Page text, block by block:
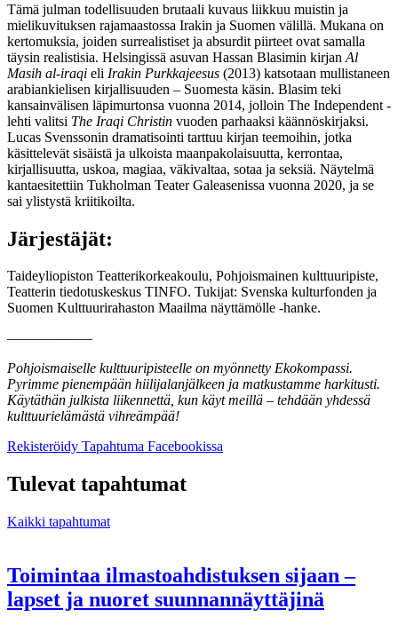
Tämä julman todellisuuden brutaali kuvaus liikkuu muistin ja
mielikuvituksen rajamaastossa Irakin ja Suomen välillä. Mukana on
kertomuksia, joiden surrealistiset ja absurdit piirteet ovat samalla
täysin realistisia. Helsingissä asuvan Hassan Blasimin kirjan Al
Masih al-iraqi eli Irakin Purkkajeesus (2013) katsotaan mullistaneen
arabiankielisen kirjallisuuden – Suomesta käsin. Blasim teki
kansainvälisen läpimurtonsa vuonna 2014, jolloin The Independent -
lehti valitsi The Iraqi Christin vuoden parhaaksi käännöskirjaksi.
Lucas Svenssonin dramatisointi tarttuu kirjan teemoihin, jotka
käsittelevät sisäistä ja ulkoista maanpakolaisuutta, kerrontaa,
kirjallisuutta, uskoa, magiaa, väkivaltaa, sotaa ja seksiä. Näytelmä
kantaesitettiin Tukholman Teater Galeasenissa vuonna 2020, ja se
sai ylistystä kriitikoilta.
Järjestäjät:
Taideyliopiston Teatterikorkeakoulu, Pohjoismainen kulttuuripiste,
Teatterin tiedotuskeskus TINFO. Tukijat: Svenska kulturfonden ja
Suomen Kulttuurirahaston Maailma näyttämölle -hanke.
––––––––––––
Pohjoismaiselle kulttuuripisteelle on myönnetty Ekokompassi.
Pyrimme pienempään hiilijalanjälkeen ja matkustamme harkitusti.
Käytäthän julkista liikennettä, kun käyt meillä – tehdään yhdessä
kulttuurielämästä vihreämpää!
Rekisteröidy Avataan
välilehteen
Tapahtuma Facebookissa
Tulevat tapahtumat
Kaikki tapahtumat
Toimintaa ilmastoahdistuksen sijaan –
lapset ja nuoret suunnannäyttäjinä